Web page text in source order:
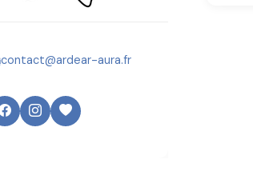
contact@ardear-aura.fr